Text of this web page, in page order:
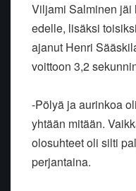
Viljami Salminen jäi
edelle, lisäksi
ajanut Henri
voittoon 3,2
-Pölyä ja aurinkoa
yhtään mitään.
olosuhteet oli silti
perjantaina.